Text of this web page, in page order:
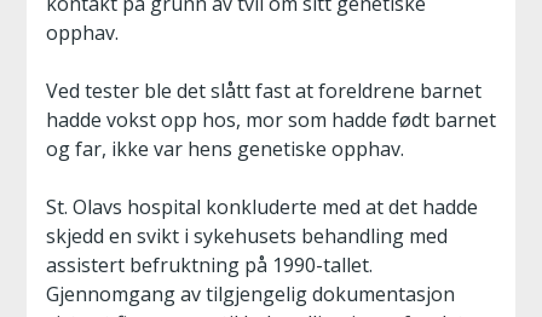
opphav.
Ved tester ble det slått fast at foreldrene barnet
hadde vokst opp hos, mor som hadde født barnet
og far, ikke var hens genetiske opphav.
St. Olavs hospital konkluderte med at det hadde
skjedd en svikt i sykehusets behandling med
assistert befruktning på 1990-tallet.
Gjennomgang av tilgjengelig dokumentasjon